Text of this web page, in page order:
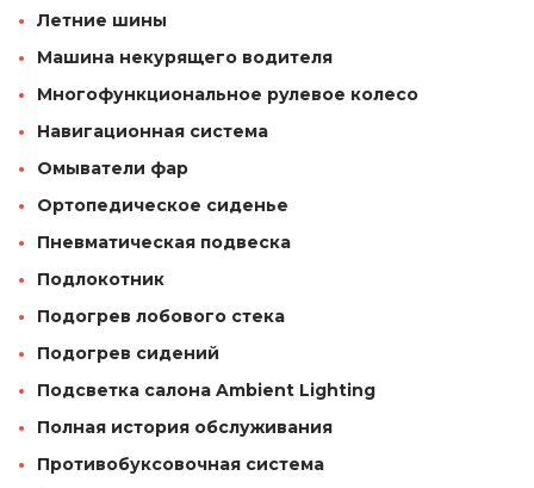
Летние шины
Машина некурящего водителя
Многофункциональное рулевое колесо
Навигационная система
Омыватели фар
Ортопедическое сиденье
Пневматическая подвеска
Подлокотник
Подогрев лобового стека
Подогрев сидений
Подсветка салона Ambient Lighting
Полная история обслуживания
Противобуксовочная система